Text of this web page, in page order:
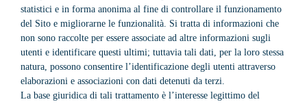
statistici e in forma anonima al fine di controllare il funzionamento
del Sito e migliorarne le funzionalità. Si tratta di informazioni che
non sono raccolte per essere associate ad altre informazioni sugli
utenti e identificare questi ultimi; tuttavia tali dati, per la loro stessa
natura, possono consentire l’identificazione degli utenti attraverso
elaborazioni e associazioni con dati detenuti da terzi.
La base giuridica di tali trattamento è l’interesse legittimo del